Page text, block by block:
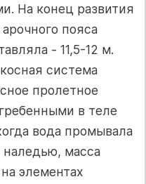
На конец развития
пояса
- 11,5-12 м.
система
пролетное
в теле
вода промывала
масса
элементах